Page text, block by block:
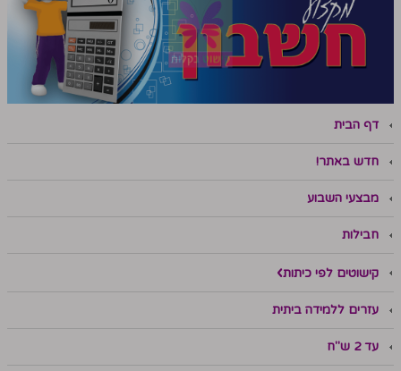
דף הבית
חדש באתר!
מבצעי השבוע
חבילות
קישוטים לפי כיתות
עזרים ללמידה ביתית
עד 2 ש"ח